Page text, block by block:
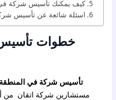
كيف يمكنك تأسيس شركة فى
اسئلة شائعة عن تأسيس
خطوات
تأسيس شركة في المنطقة
مستشارين شركة اتقان من